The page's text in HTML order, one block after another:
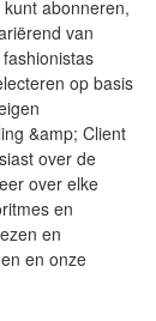
abonneren,
van
op basis
&amp; Client
over de
over elke
en
en
en onze